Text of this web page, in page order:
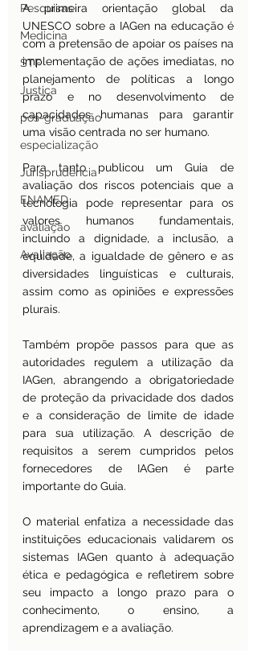
Pesquisas
Medicina
STF
Justiça
pos-graduação
especialização
Jurisprudência
ENAMED
avaliação
Avaliação
A primeira orientação global da
UNESCO sobre a IAGen na educação é
com a pretensão de apoiar os países na
implementação de ações imediatas, no
planejamento de políticas a longo
prazo e no desenvolvimento de
capacidades humanas para garantir
uma visão centrada no ser humano.
Para tanto publicou um Guia de
avaliação dos riscos potenciais que a
tecnologia pode representar para os
valores humanos fundamentais,
incluindo a dignidade, a inclusão, a
equidade, a igualdade de gênero e as
diversidades linguísticas e culturais,
assim como as opiniões e expressões
plurais.
Também propõe passos para que as
autoridades regulem a utilização da
IAGen, abrangendo a obrigatoriedade
de proteção da privacidade dos dados
e a consideração de limite de idade
para sua utilização. A descrição de
requisitos a serem cumpridos pelos
fornecedores de IAGen é parte
importante do Guia.
O material enfatiza a necessidade das
instituições educacionais validarem os
sistemas IAGen quanto à adequação
ética e pedagógica e refletirem sobre
seu impacto a longo prazo para o
conhecimento, o ensino, a
aprendizagem e a avaliação.